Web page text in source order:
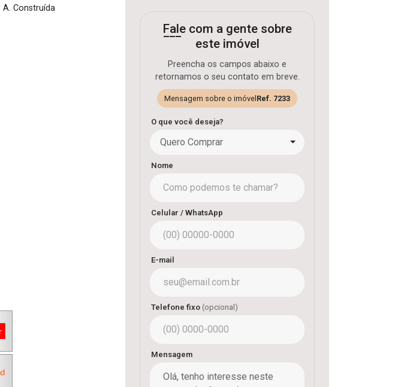
A. Construída
Fale com a gente sobre
este imóvel
Preencha os campos abaixo e
retornamos o seu contato em breve.
Mensagem sobre o imóvel Ref. 7233
O que você deseja?
Quero Comprar
Nome
Celular / WhatsApp
E-mail
Telefone fixo (opcional)
Mensagem